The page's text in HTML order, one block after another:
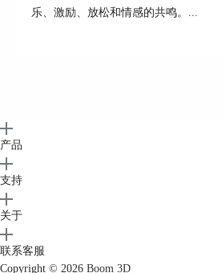
乐、激励、放松和情感的共鸣。...
产品
支持
关于
联系客服
Copyright © 2026 Boom 3D